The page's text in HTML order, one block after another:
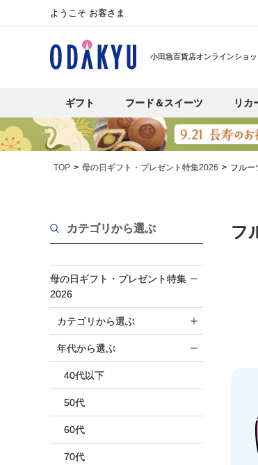
ようこそ お客さま
小田急百貨店オンラインショ
ギフト フード＆スイーツ リカ
TOP 母の日ギフト・プレゼント特集2026 フルー
カテゴリから選ぶ
母の日ギフト・プレゼント特集
2026
カテゴリから選ぶ
年代から選ぶ
40代以下
50代
60代
70代
フ